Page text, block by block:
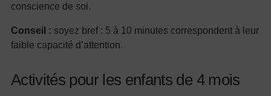
conscience de soi.
Conseil : soyez bref : 5 à 10 minutes correspondent à leur
faible capacité d’attention.
Activités pour les enfants de 4 mois